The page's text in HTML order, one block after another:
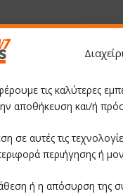
τις καλύτερες
αποθήκευση και/ή
σε αυτές τις
περιήγησης ή
ή η απόσυρση της